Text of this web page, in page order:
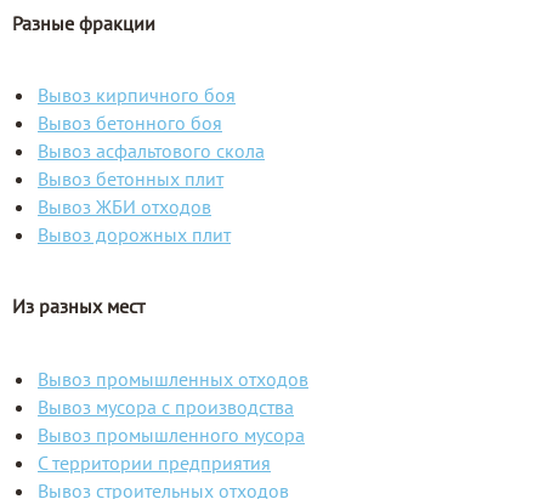
Разные фракции
Вывоз кирпичного боя
Вывоз бетонного боя
Вывоз асфальтового скола
Вывоз бетонных плит
Вывоз ЖБИ отходов
Вывоз дорожных плит
Из разных мест
Вывоз промышленных отходов
Вывоз мусора с производства
Вывоз промышленного мусора
С территории предприятия
Вывоз строительных отходов